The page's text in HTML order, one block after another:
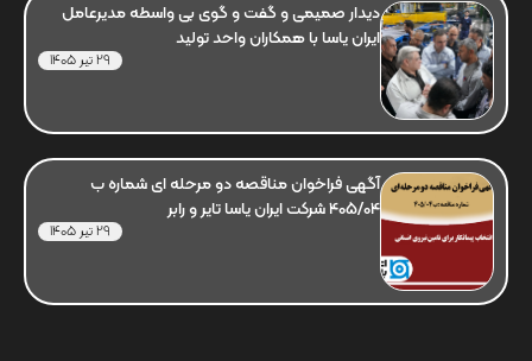
دیدار صمیمی و گفت و گوی بی واسطه مدیرعامل
ایران یاسا با همکاران واحد تولید
29 تیر 1405
آگهی فراخوان مناقصه دو مرحله ای شماره ب
405/04 شرکت ایران یاسا تایر و رابر
29 تیر 1405